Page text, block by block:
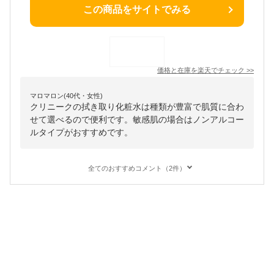
この商品をサイトでみる
価格と在庫を楽天でチェック >>
マロマロン(40代・女性)
クリニークの拭き取り化粧水は種類が豊富で肌質に合わ
せて選べるので便利です。敏感肌の場合はノンアルコー
ルタイプがおすすめです。
全てのおすすめコメント（2件）